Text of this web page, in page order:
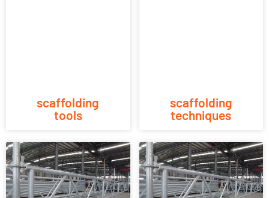
scaffolding
tools
scaffolding
techniques